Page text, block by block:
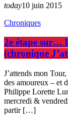
today10 juin 2015
Chroniques
2e étape sur…
(chronique
J’attends mon
des amoureux – et
Philippe Lorette
mercredi &
partir […]